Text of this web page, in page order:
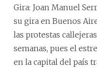
Gira: Joan Manuel
su gira en Buenos
las protestas
semanas, pues el
en la capital del país